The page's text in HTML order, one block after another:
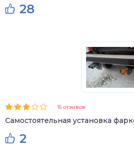
28
16 отзывов
Самостоятельная установка
2